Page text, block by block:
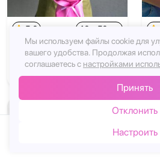
5.0 40 x 50 см
Вековой коллаж
14013₽ Заказать
Мы используем файлы cookie для
вашего удобства. Продолжая
соглашаетесь с настройками
Принять
Отклонить
Настроить